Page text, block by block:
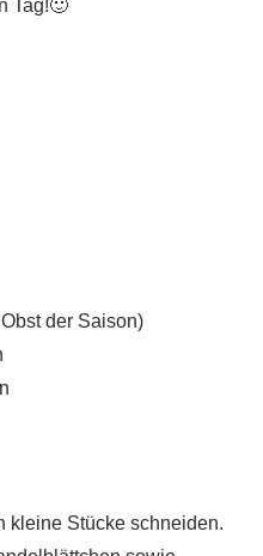
Tag!🙂
der Saison)
kleine Stücke schneiden.